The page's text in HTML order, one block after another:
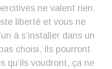
ne valent rien.
liberté et vous ne
à s’installer dans un
choisi. Ils pourront
qu’ils voudront, ça ne